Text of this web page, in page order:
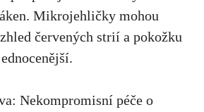
Mikrojehličky mohou
červených strií a pokožku
Nekompromisní péče o